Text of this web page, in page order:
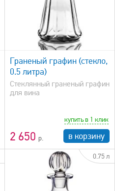
Граненый графин (стекло,
0.5 литра)
Стеклянный граненый графин
для вина
2 650
купить в 1 клик
в корзину
0.75 л